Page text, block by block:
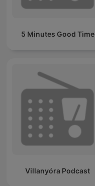
5 Minutes Good Time
Villanyóra Podcast